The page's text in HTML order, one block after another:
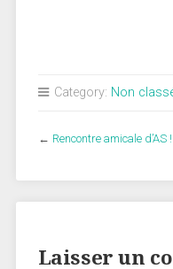
Category: Non
← Rencontre amicale d’AS !
Laisser un